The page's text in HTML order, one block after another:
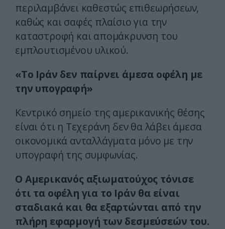
περιλαμβάνει καθεστώς επιθεωρήσεων,
καθώς και σαφές πλαίσιο για την
καταστροφή και απομάκρυνση του
εμπλουτισμένου υλικού.
«Το Ιράν δεν παίρνει άμεσα οφέλη με
την υπογραφή»
Κεντρικό σημείο της αμερικανικής θέσης
είναι ότι η Τεχεράνη δεν θα λάβει άμεσα
οικονομικά ανταλλάγματα μόνο με την
υπογραφή της συμφωνίας.
Ο Αμερικανός αξιωματούχος τόνισε
ότι τα οφέλη για το Ιράν θα είναι
σταδιακά και θα εξαρτώνται από την
πλήρη εφαρμογή των δεσμεύσεών του.